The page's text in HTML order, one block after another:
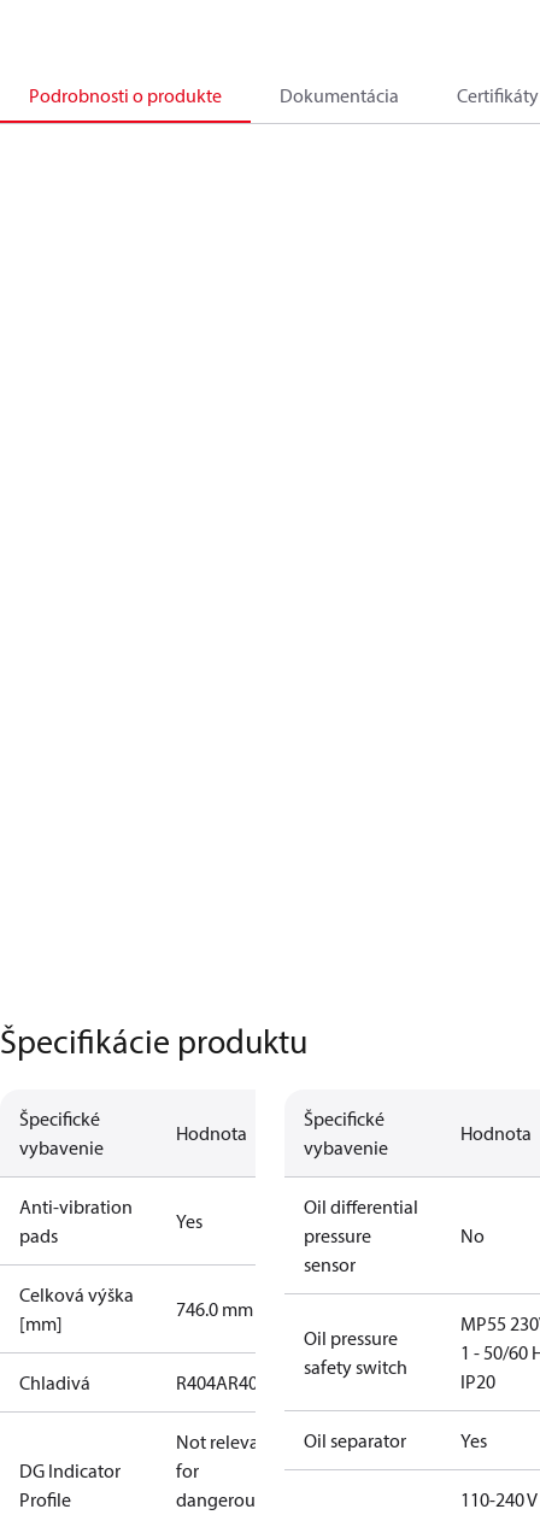
Podrobnosti o produkte Dokumentácia Certifikáty
Špecifikácie produktu
Špecifické
vybavenie
Hodnota
Anti-vibration
pads
Yes
Celková výška
[mm]
746.0 mm
Chladivá R404AR407A R448A
DG Indicator
Profile
Not relevant
for
dangerous
Špecifické
vybavenie
Hodnota
Oil differential
pressure
sensor
No
Oil pressure
safety switch
MP55
1 - 50/60
IP20
Oil separator Yes
110-240